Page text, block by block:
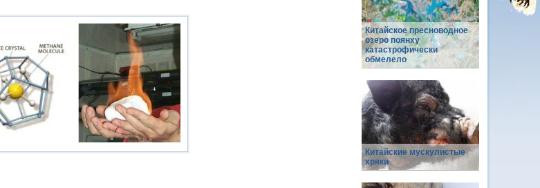
Китайское пресноводное
озеро поянху
катастрофически
обмелело
Китайские мускулистые
хряки